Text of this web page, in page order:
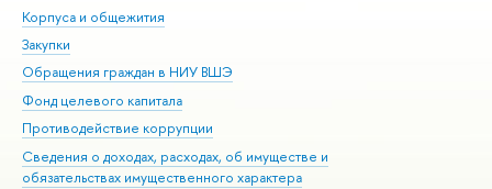
Корпуса и общежития
Закупки
Обращения граждан в НИУ ВШЭ
Фонд целевого капитала
Противодействие коррупции
Сведения о доходах, расходах, об имуществе и
обязательствах имущественного характера